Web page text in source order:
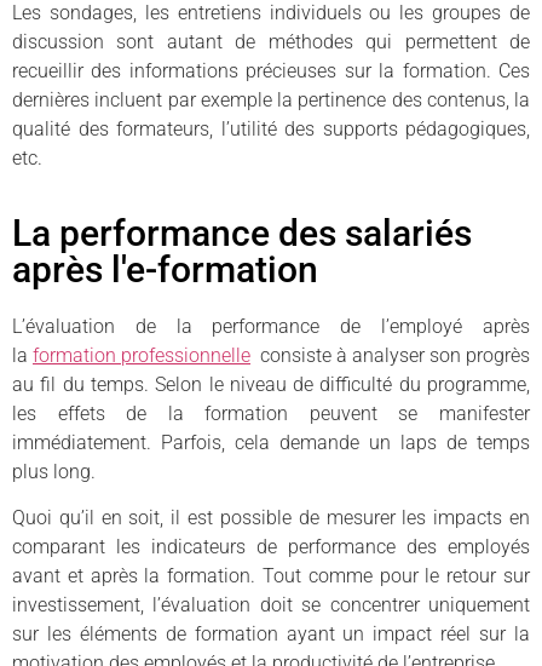
Les sondages, les entretiens individuels ou les groupes de
discussion sont autant de méthodes qui permettent de
recueillir des informations précieuses sur la formation. Ces
dernières incluent par exemple la pertinence des contenus, la
qualité des formateurs, l’utilité des supports pédagogiques,
etc.
La performance des salariés
après l'e-formation
L’évaluation de la performance de l’employé après
la formation professionnelle consiste à analyser son progrès
au fil du temps. Selon le niveau de difficulté du programme,
les effets de la formation peuvent se manifester
immédiatement. Parfois, cela demande un laps de temps
plus long.
Quoi qu’il en soit, il est possible de mesurer les impacts en
comparant les indicateurs de performance des employés
avant et après la formation. Tout comme pour le retour sur
investissement, l’évaluation doit se concentrer uniquement
sur les éléments de formation ayant un impact réel sur la